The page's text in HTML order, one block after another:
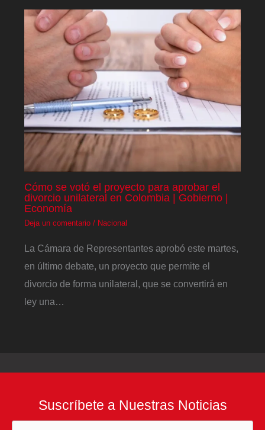
Cómo se votó el proyecto para aprobar el
divorcio unilateral en Colombia | Gobierno |
Economía
Deja un comentario / Nacional
La Cámara de Representantes aprobó este martes,
en último debate, un proyecto que permite el
divorcio de forma unilateral, que se convertirá en
ley una…
Suscríbete a Nuestras Noticias